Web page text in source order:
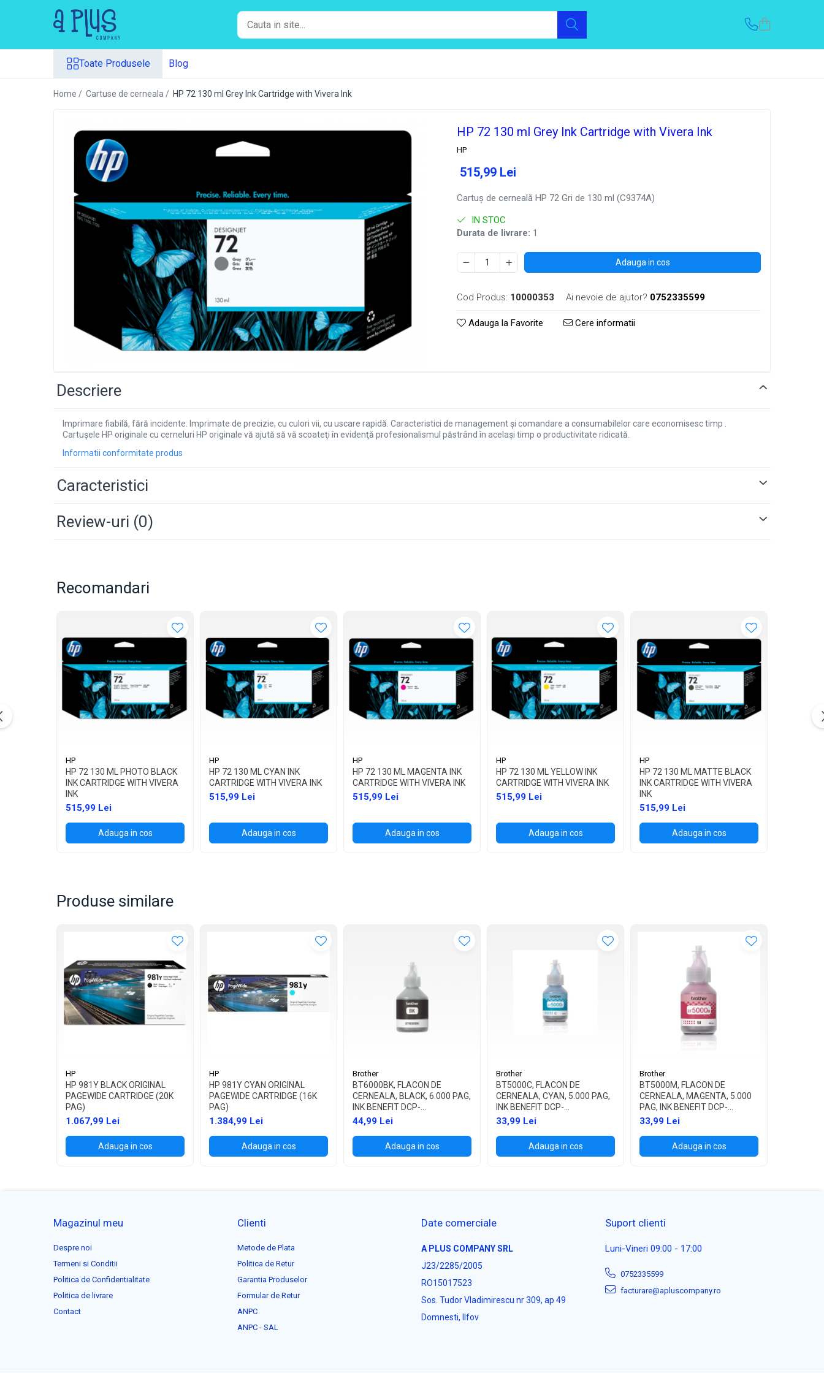
Benzi pentru etichete
Cartuse toner
Unitate cilindru (Drum unit)
Toate Produsele Blog
Home / Cartuse de cerneala / HP 72 130 ml Grey Ink Cartridge with Vivera Ink
HP 72 130 ml Grey Ink Cartridge with Vivera Ink
HP
515,99 Lei
Cartuş de cerneală HP 72 Gri de 130 ml (C9374A)
IN STOC
Durata de livrare: 1
Adauga in cos
Cod Produs: 10000353 Ai nevoie de ajutor? 0752335599
Adauga la Favorite Cere informatii
Descriere
Imprimare fiabilă, fără incidente. Imprimate de precizie, cu culori vii, cu uscare rapidă. Caracteristici de management şi comandare a consumabilelor care economisesc timp .
Cartuşele HP originale cu cerneluri HP originale vă ajută să vă scoateţi în evidenţă profesionalismul păstrând în acelaşi timp o productivitate ridicată.
Informatii conformitate produs
Caracteristici
Review-uri (0)
Recomandari
HP
HP 72 130 ML PHOTO BLACK
INK CARTRIDGE WITH VIVERA
INK
515,99 Lei
Adauga in cos
HP
HP 72 130 ML CYAN INK
CARTRIDGE WITH VIVERA INK
515,99 Lei
Adauga in cos
HP
HP 72 130 ML MAGENTA INK
CARTRIDGE WITH VIVERA INK
515,99 Lei
Adauga in cos
HP
HP 72 130 ML YELLOW INK
CARTRIDGE WITH VIVERA INK
515,99 Lei
Adauga in cos
HP
HP 72 130 ML MATTE BLACK
INK CARTRIDGE WITH VIVERA
INK
515,99 Lei
Adauga in cos
Produse similare
HP
HP 981Y BLACK ORIGINAL
PAGEWIDE CARTRIDGE (20K
PAG)
1.067,99 Lei
Adauga in cos
HP
HP 981Y CYAN ORIGINAL
PAGEWIDE CARTRIDGE (16K
PAG)
1.384,99 Lei
Adauga in cos
Brother
BT6000BK, FLACON DE
CERNEALA, BLACK, 6.000 PAG,
INK BENEFIT DCP-
T300/T500W/T700W
44,99 Lei
Adauga in cos
Brother
BT5000C, FLACON DE
CERNEALA, CYAN, 5.000 PAG,
INK BENEFIT DCP-
T300/T500W/T700W
33,99 Lei
Adauga in cos
Brother
BT5000M, FLACON DE
CERNEALA, MAGENTA, 5.000
PAG, INK BENEFIT DCP-
T300/T500W/T700W
33,99 Lei
Adauga in cos
Magazinul meu
Despre noi
Termeni si Conditii
Politica de Confidentialitate
Politica de livrare
Contact
Clienti
Metode de Plata
Politica de Retur
Garantia Produselor
Formular de Retur
ANPC
ANPC - SAL
Date comerciale
A PLUS COMPANY SRL
J23/2285/2005
RO15017523
Sos. Tudor Vladimirescu nr 309, ap 49
Domnesti, Ilfov
Suport clienti
Luni-Vineri 09:00 - 17:00
0752335599
facturare@apluscompany.ro